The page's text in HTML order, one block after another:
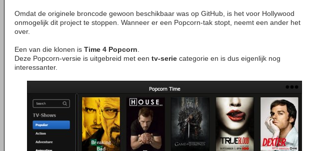
Omdat de originele broncode gewoon beschikbaar was op GitHub, is het voor Hollywood
onmogelijk dit project te stoppen. Wanneer er een Popcorn-tak stopt, neemt een ander het
over.
Een van die klonen is Time 4 Popcorn
Deze Popcorn-versie is uitgebreid met een tv-serie categorie en is dus eigenlijk nog
interessanter.